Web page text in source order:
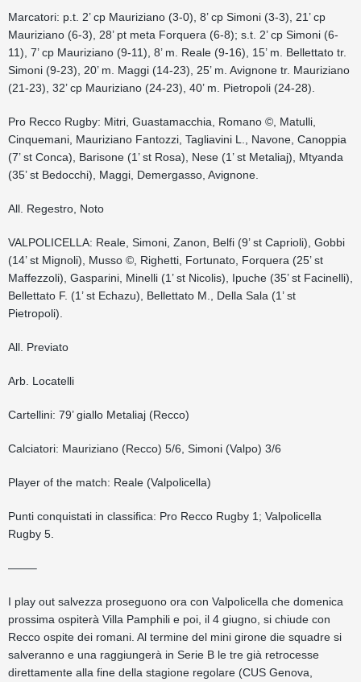
Marcatori: p.t. 2’ cp Mauriziano (3-0), 8’ cp Simoni (3-3), 21’ cp
Mauriziano (6-3), 28’ pt meta Forquera (6-8); s.t. 2’ cp Simoni (6-
11), 7’ cp Mauriziano (9-11), 8’ m. Reale (9-16), 15’ m. Bellettato tr.
Simoni (9-23), 20’ m. Maggi (14-23), 25’ m. Avignone tr. Mauriziano
(21-23), 32’ cp Mauriziano (24-23), 40’ m. Pietropoli (24-28).
Pro Recco Rugby: Mitri, Guastamacchia, Romano ©, Matulli,
Cinquemani, Mauriziano Fantozzi, Tagliavini L., Navone, Canoppia
(7’ st Conca), Barisone (1’ st Rosa), Nese (1’ st Metaliaj), Mtyanda
(35’ st Bedocchi), Maggi, Demergasso, Avignone.
All. Regestro, Noto
VALPOLICELLA: Reale, Simoni, Zanon, Belfi (9’ st Caprioli), Gobbi
(14’ st Mignoli), Musso ©, Righetti, Fortunato, Forquera (25’ st
Maffezzoli), Gasparini, Minelli (1’ st Nicolis), Ipuche (35’ st Facinelli),
Bellettato F. (1’ st Echazu), Bellettato M., Della Sala (1’ st
Pietropoli).
All. Previato
Arb. Locatelli
Cartellini: 79’ giallo Metaliaj (Recco)
Calciatori: Mauriziano (Recco) 5/6, Simoni (Valpo) 3/6
Player of the match: Reale (Valpolicella)
Punti conquistati in classifica: Pro Recco Rugby 1; Valpolicella
Rugby 5.
——–
I play out salvezza proseguono ora con Valpolicella che domenica
prossima ospiterà Villa Pamphili e poi, il 4 giugno, si chiude con
Recco ospite dei romani. Al termine del mini girone die squadre si
salveranno e una raggiungerà in Serie B le tre già retrocesse
direttamente alla fine della stagione regolare (CUS Genova,